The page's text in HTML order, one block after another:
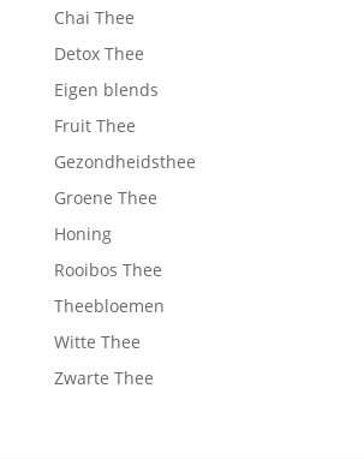
Chai Thee
Detox Thee
Eigen blends
Fruit Thee
Gezondheidsthee
Groene Thee
Honing
Rooibos Thee
Theebloemen
Witte Thee
Zwarte Thee